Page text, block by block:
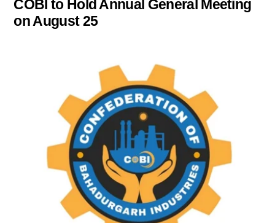
COBI to Hold Annual General Meeting
on August 25